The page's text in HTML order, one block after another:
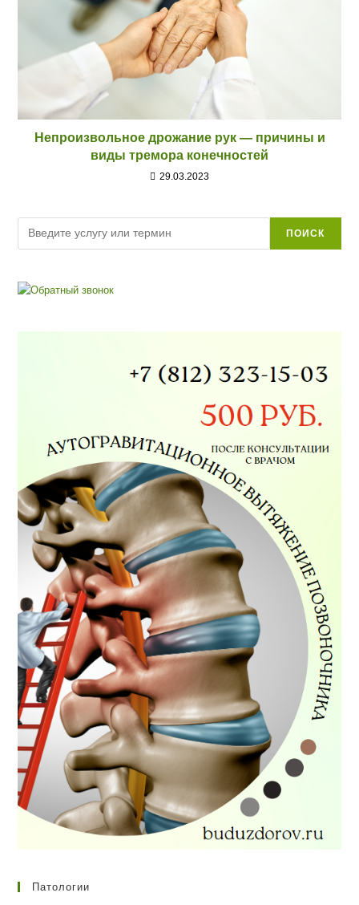
Непроизвольное дрожание рук — причины и
виды тремора конечностей
29.03.2023
ПОИСК
Патологии